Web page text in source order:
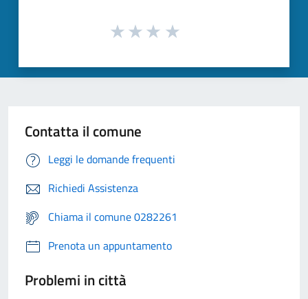
Contatta il comune
Leggi le domande frequenti
Richiedi Assistenza
Chiama il comune 0282261
Prenota un appuntamento
Problemi in città